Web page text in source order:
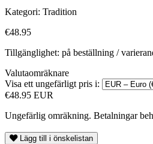
Kategori: Tradition
€48.95
Tillgänglighet: på beställning /
Valutaomräknare
Visa ett ungefärligt pris i:
€48.95 EUR
Ungefärlig omräkning. Betalningar
Lägg till i önskelistan